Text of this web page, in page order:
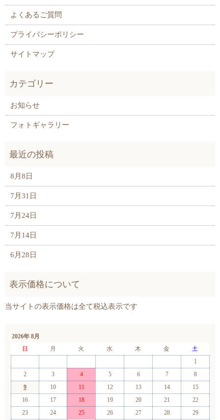
よくあるご質問
プライバシーポリシー
サイトマップ
お知らせ
フォトギャラリー
8月8日
7月31日
7月24日
7月14日
6月28日
2026年 8月
日
月 火 水 木 金
土
1
2
3 4 5 6 7
8
9
10 11 12 13 14
15
16
17 18 19 20 21
22
23
24 25 26 27 28 29